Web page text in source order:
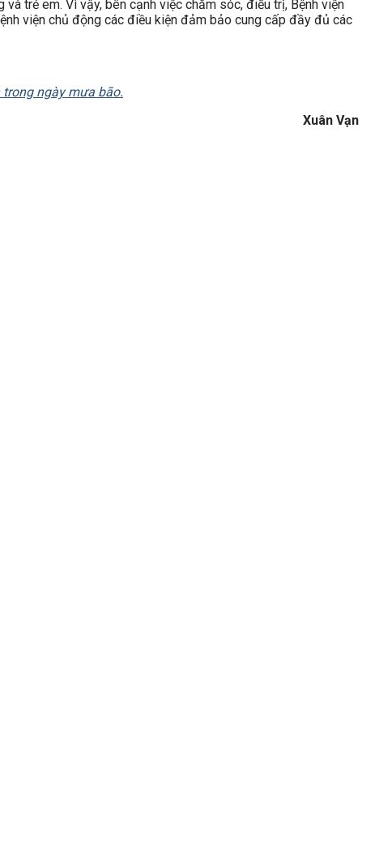
trẻ em. Vì vậy, bên cạnh việc chăm sóc, điều trị, Bệnh viện
viện chủ động các điều kiện đảm bảo cung cấp đầy đủ các
ngày mưa bão.
Xuân Vạn